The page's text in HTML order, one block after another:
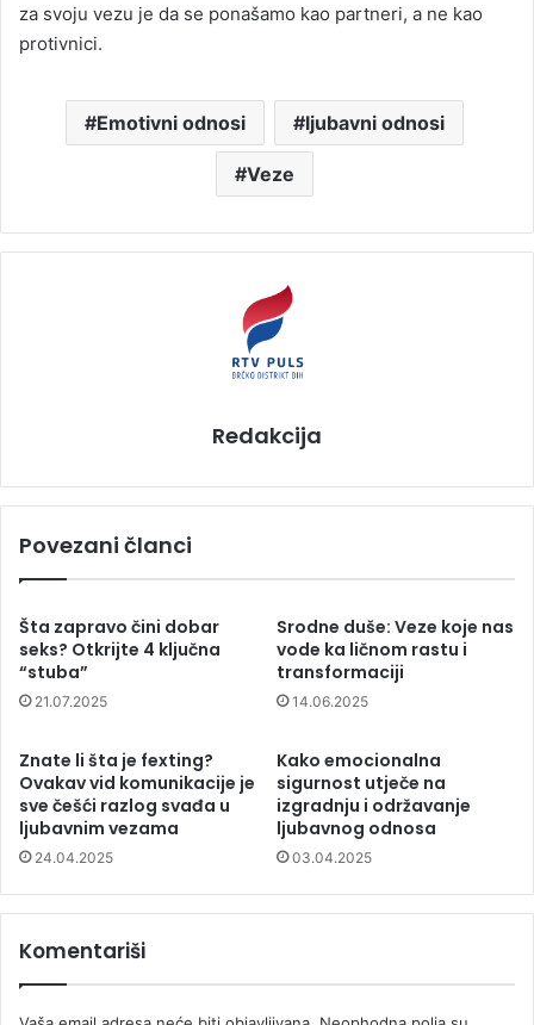
za svoju vezu je da se ponašamo kao partneri, a ne kao
protivnici.
Emotivni odnosi ljubavni odnosi
Veze
Redakcija
Povezani članci
Šta zapravo čini dobar
seks? Otkrijte 4 ključna
“stuba”
21.07.2025
Srodne duše: Veze koje nas
vode ka ličnom rastu i
transformaciji
14.06.2025
Znate li šta je fexting?
Ovakav vid komunikacije je
sve češći razlog svađa u
ljubavnim vezama
24.04.2025
Kako emocionalna
sigurnost utječe na
izgradnju i održavanje
ljubavnog odnosa
03.04.2025
Komentariši